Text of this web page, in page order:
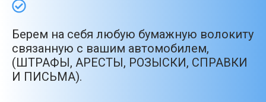
Берем на себя любую бумажную волокиту
связанную с вашим автомобилем,
(ШТРАФЫ, АРЕСТЫ, РОЗЫСКИ, СПРАВКИ
И ПИСЬМА).